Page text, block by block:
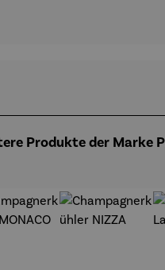
Produkte der Marke